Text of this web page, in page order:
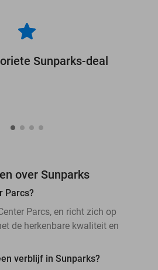
Sunparks-deal
over Sunparks
Parcs?
Parcs, en richt zich op
de herkenbare kwaliteit en
verblijf in Sunparks?